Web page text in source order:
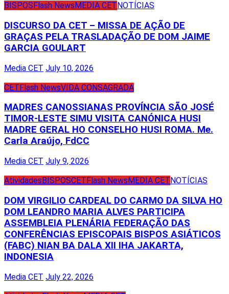
BISPOS Flash News MEDIA CET NOTÍCIAS
DISCURSO DA CET – MISSA DE AÇÃO DE
GRAÇAS PELA TRASLADAÇÃO DE DOM JAIME
GARCIA GOULART
Media CET July 10, 2026
CETFlash NewsVIDA CONSAGRADA
MADRES CANOSSIANAS PROVÍNCIA SÃO JOSÉ
TIMOR-LESTE SIMU VISITA CANÓNICA HUSI
MADRE GERAL HO CONSELHO HUSI ROMA. Me.
Carla Araújo, FdCC
Media CET July 9, 2026
Atividades BISPOSCET Flash News MEDIA CET NOTÍCIAS
DOM VIRGILIO CARDEAL DO CARMO DA SILVA HO
DOM LEANDRO MARIA ALVES PARTICIPA
ASSEMBLEIA PLENÁRIA FEDERAÇÃO DAS
CONFERÊNCIAS EPISCOPAIS BISPOS ASIÁTICOS
(FABC) NIAN BA DALA XII IHA JAKARTA,
INDONESIA
Media CET July 22, 2026